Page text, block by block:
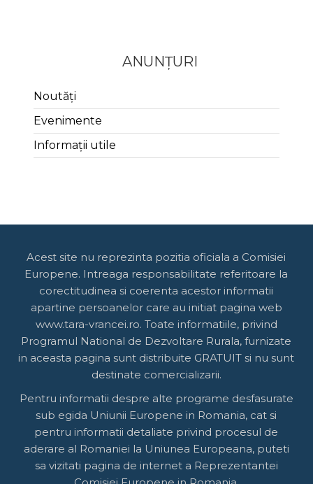
ANUNȚURI
Noutăți
Evenimente
Informații utile
Acest site nu reprezinta pozitia oficiala a Comisiei
Europene. Intreaga responsabilitate referitoare la
corectitudinea si coerenta acestor informatii
apartine persoanelor care au initiat pagina web
www.tara-vrancei.ro. Toate informatiile, privind
Programul National de Dezvoltare Rurala, furnizate
in aceasta pagina sunt distribuite GRATUIT si nu sunt
destinate comercializarii.
Pentru informatii despre alte programe desfasurate
sub egida Uniunii Europene in Romania, cat si
pentru informatii detaliate privind procesul de
aderare al Romaniei la Uniunea Europeana, puteti
sa vizitati pagina de internet a Reprezentantei